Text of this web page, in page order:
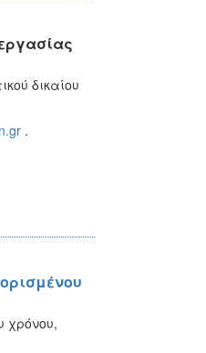
δικαίου
.
χρόνου,